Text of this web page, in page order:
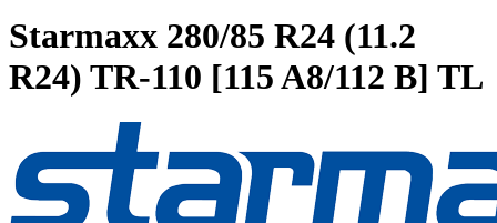
Starmaxx 280/85 R24 (11.2
R24) TR-110 [115 A8/112 B] TL